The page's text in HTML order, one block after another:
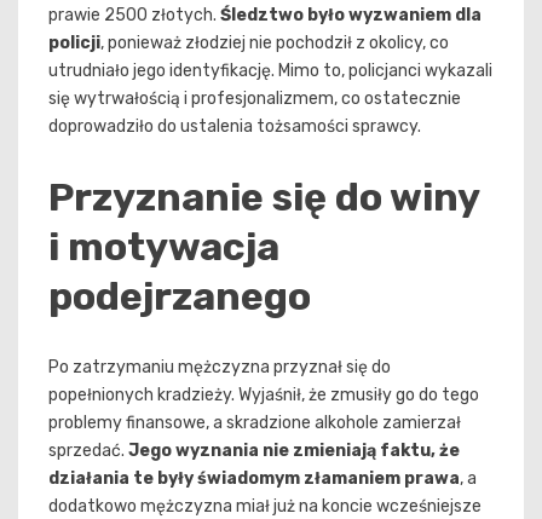
prawie 2500 złotych. Śledztwo było wyzwaniem dla
policji, ponieważ złodziej nie pochodził z okolicy, co
utrudniało jego identyfikację. Mimo to, policjanci wykazali
się wytrwałością i profesjonalizmem, co ostatecznie
doprowadziło do ustalenia tożsamości sprawcy.
Przyznanie się do winy
i motywacja
podejrzanego
Po zatrzymaniu mężczyzna przyznał się do
popełnionych kradzieży. Wyjaśnił, że zmusiły go do tego
problemy finansowe, a skradzione alkohole zamierzał
sprzedać. Jego wyznania nie zmieniają faktu, że
działania te były świadomym złamaniem prawa, a
dodatkowo mężczyzna miał już na koncie wcześniejsze